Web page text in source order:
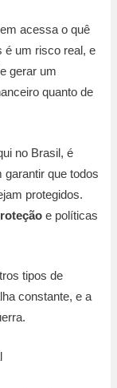
acessa o quê
é um risco real, e
gerar um
quanto de
no Brasil, é
que todos
protegidos.
e políticas
tipos de
constante, e a